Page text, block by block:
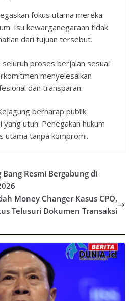
fokus utama mereka
Isu kewarganegaraan tidak
dari tujuan tersebut.
proses berjalan sesuai
menyelesaikan
dan transparan.
berharap publik
utuh. Penegakan hukum
utama tanpa kompromi.
Resmi Bergabung di
Money Changer Kasus CPO,
Telusuri Dokumen Transaksi